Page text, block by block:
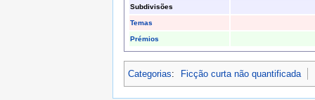
Subdivisões
Temas
Prémios
Categorias: Ficção curta não quantificada